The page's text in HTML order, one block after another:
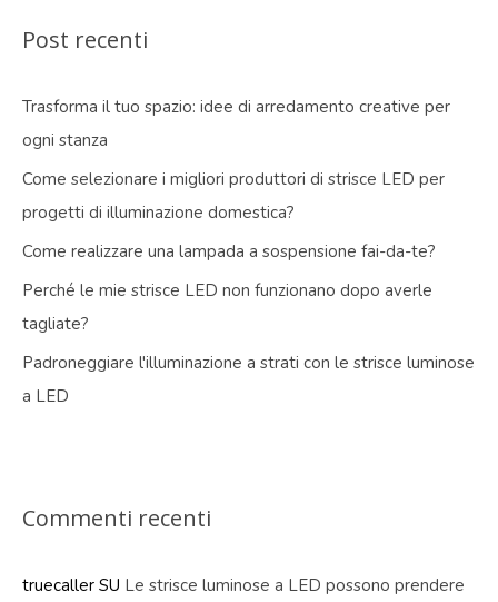
Post recenti
Trasforma il tuo spazio: idee di arredamento creative per
ogni stanza
Come selezionare i migliori produttori di strisce LED per
progetti di illuminazione domestica?
Come realizzare una lampada a sospensione fai-da-te?
Perché le mie strisce LED non funzionano dopo averle
tagliate?
Padroneggiare l'illuminazione a strati con le strisce luminose
a LED
Commenti recenti
truecaller SU Le strisce luminose a LED possono prendere